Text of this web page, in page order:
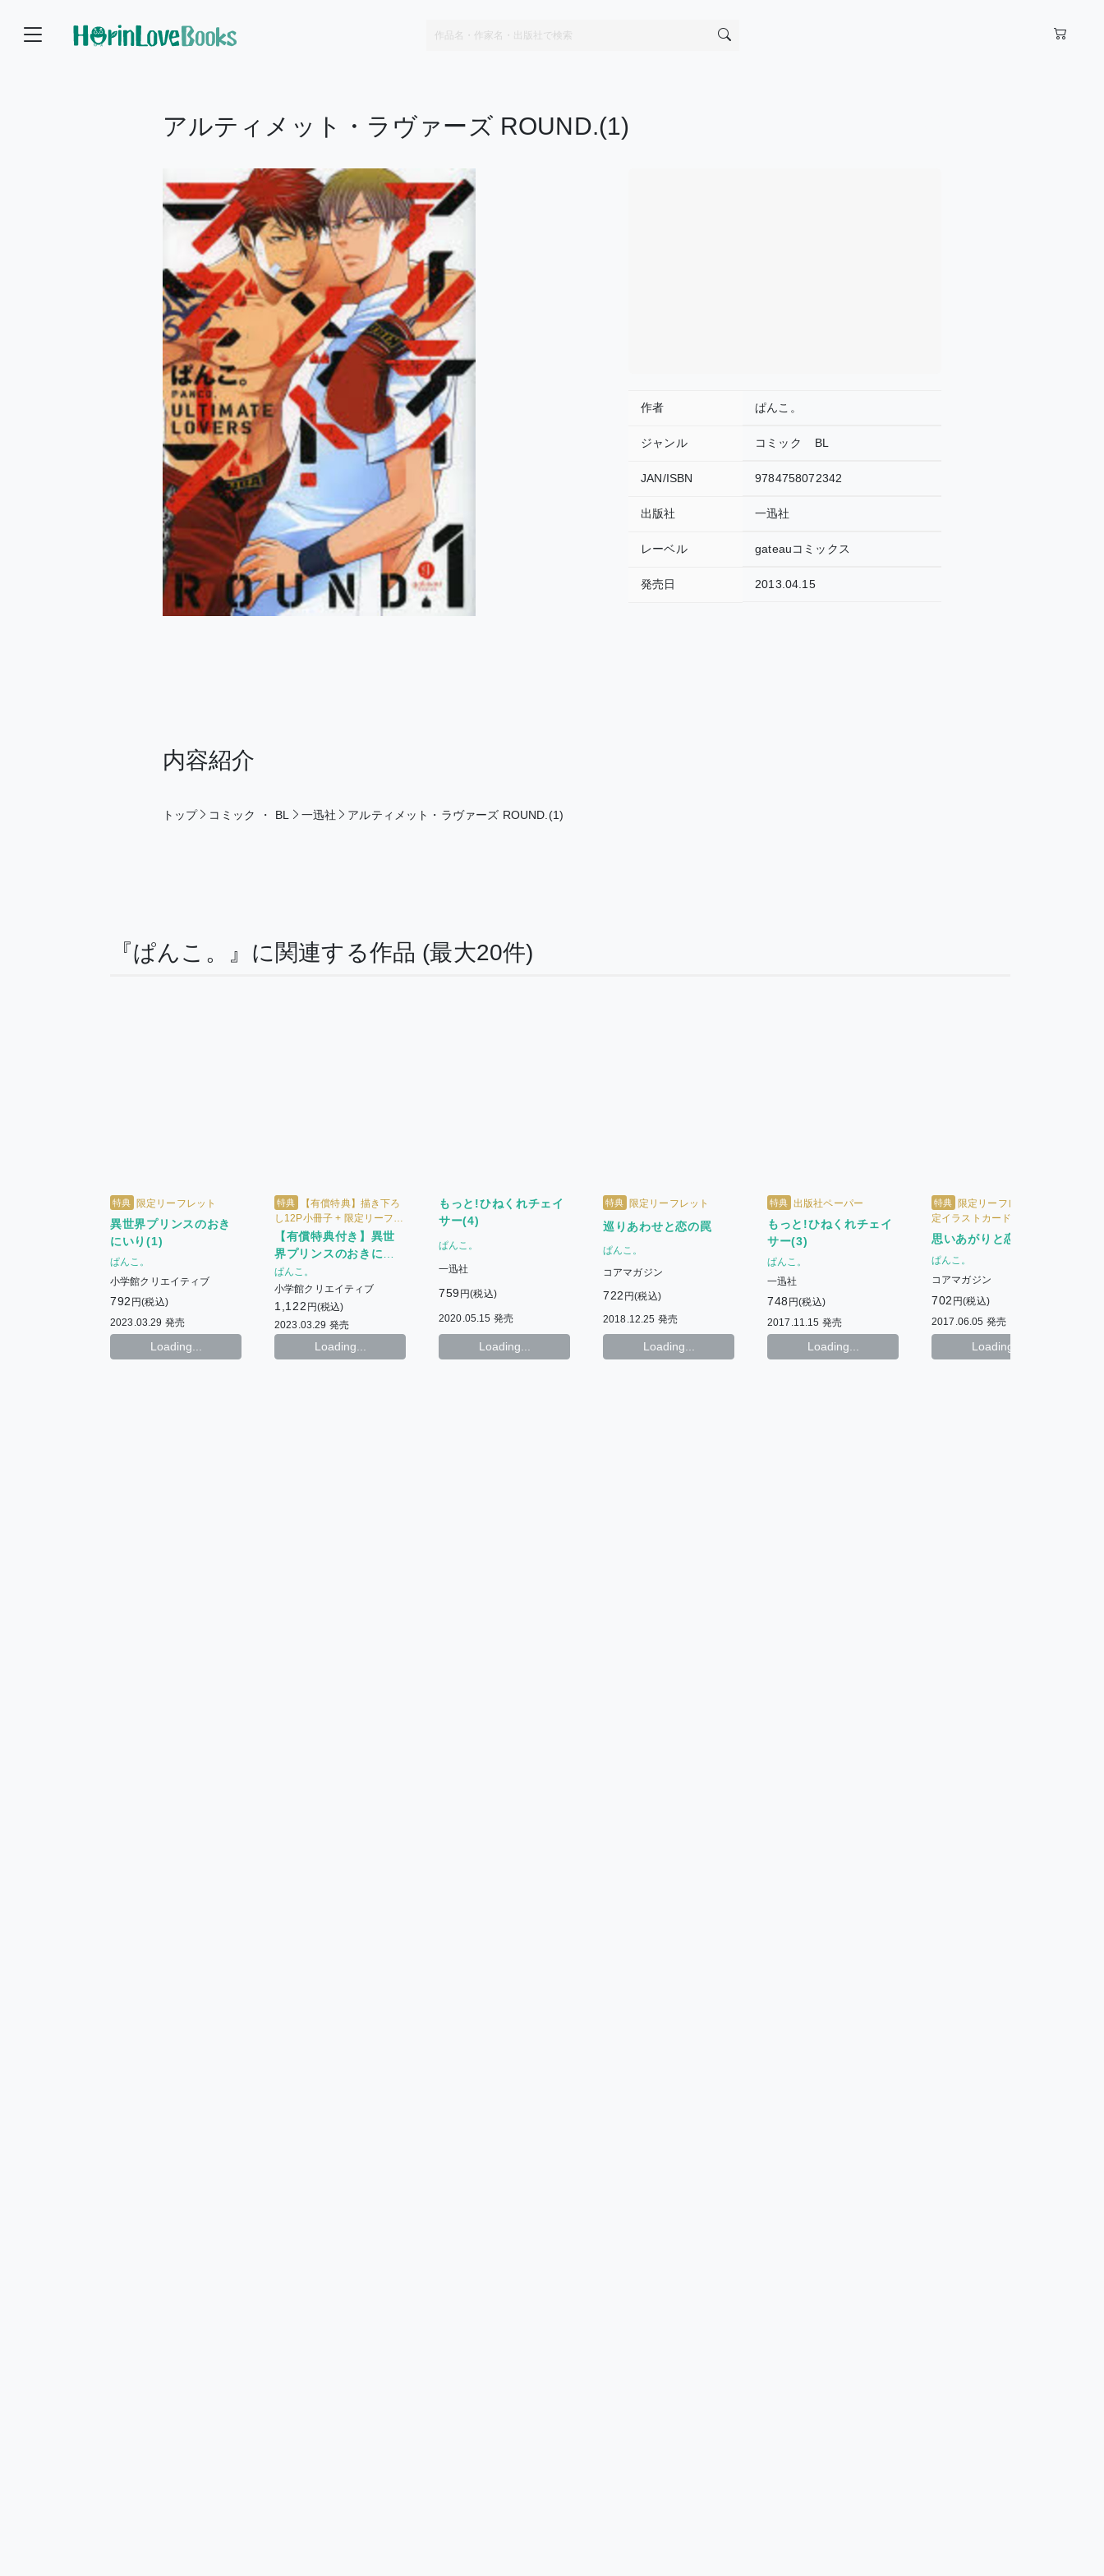
アルティメット・ラヴァーズ ROUND.(1)
作者 ぱんこ。
ジャンル コミック BL
JAN/ISBN 9784758072342
出版社 一迅社
レーベル gateauコミックス
発売日 2013.04.15
内容紹介
トップ コミック ・ BL 一迅社 アルティメット・ラヴァーズ ROUND.(1)
『ぱんこ。』に関連する作品 (最大20件)
特典 限定リーフレット
異世界プリンスのおき
にいり(1)
ぱんこ。
小学館クリエイティブ
792 円(税込)
2023.03.29 発売
Loading...
特典
【有償特典】描き下ろ
し12P小冊子 + 限定リーフレ
ット
【有償特典付き】異世
界プリンスのおきにい
り(1)
ぱんこ。
小学館クリエイティブ
1,122 円(税込)
2023.03.29 発売
Loading...
もっと!ひねくれチェイ
サー(4)
ぱんこ。
一迅社
759 円(税込)
2020.05.15 発売
Loading...
特典 限定リーフレット
巡りあわせと恋の罠
ぱんこ。
コアマガジン
722 円(税込)
2018.12.25 発売
Loading...
特典 出版社ペーパー
もっと!ひねくれチェイ
サー(3)
ぱんこ。
一迅社
748 円(税込)
2017.11.15 発売
Loading...
特典
限定リーフレット + 限
定イラストカード
思いあがりと恋の罠
ぱんこ。
コアマガジン
702 円(税込)
2017.06.05 発売
Loading...